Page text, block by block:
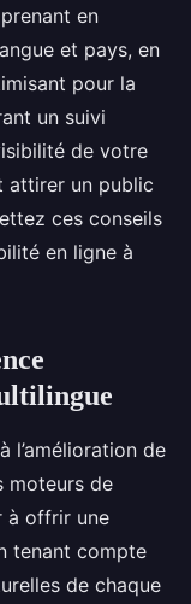
en
et pays, en
pour la
un suivi
de votre
attirer un public
ces conseils
en ligne à
l’amélioration de
moteurs de
à offrir une
tenant compte
de chaque